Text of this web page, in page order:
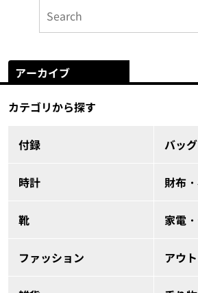
アーカイブ
カテゴリから探す
付録 バッグ
時計 財布
靴 家電
ファッション アウ